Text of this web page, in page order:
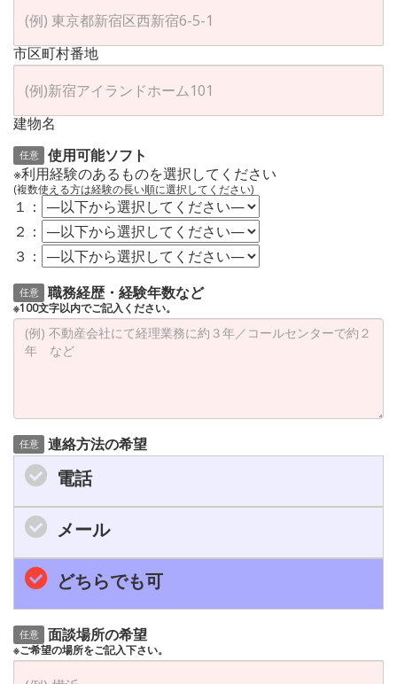
市区町村番地
建物名
任意
使用可能ソフト
※利用経験のあるものを選択してください
(複数使える方は経験の長い順に選択してください)
１：
２：
３：
任意 職務経歴・経験年数など
※100文字以内でご記入ください。
任意 連絡方法の希望
電話
メール
どちらでも可
任意 面談場所の希望
※ご希望の場所をご記入下さい。